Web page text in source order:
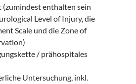
(zumindest enthalten sein
Level of Injury, die
Scale und die Zone of
/ prähospitales
Untersuchung, inkl.